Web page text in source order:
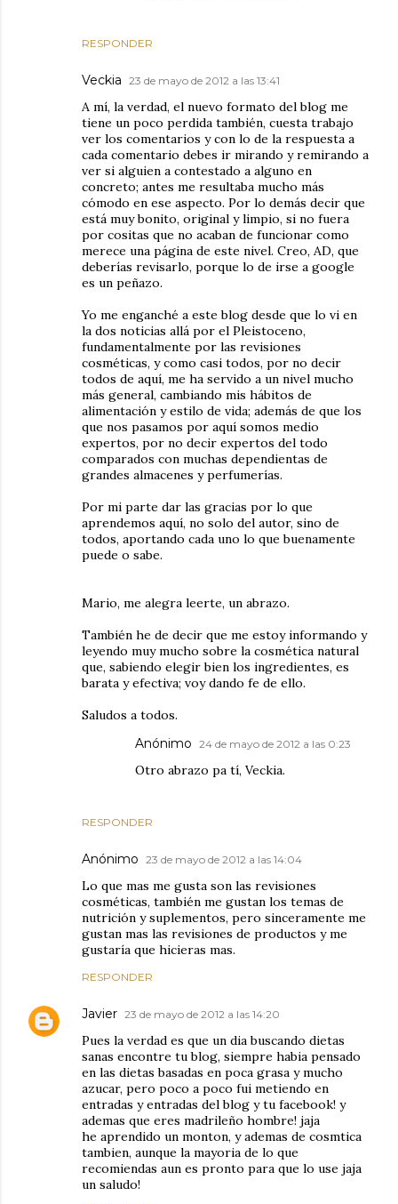
RESPONDER
Veckia 23 de mayo de 2012 a las 13:41
A mí, la verdad, el nuevo formato del blog me
tiene un poco perdida también, cuesta trabajo
ver los comentarios y con lo de la respuesta a
cada comentario debes ir mirando y remirando a
ver si alguien a contestado a alguno en
concreto; antes me resultaba mucho más
cómodo en ese aspecto. Por lo demás decir que
está muy bonito, original y limpio, si no fuera
por cositas que no acaban de funcionar como
merece una página de este nivel. Creo, AD, que
deberías revisarlo, porque lo de irse a google
es un peñazo.
Yo me enganché a este blog desde que lo vi en
la dos noticias allá por el Pleistoceno,
fundamentalmente por las revisiones
cosméticas, y como casi todos, por no decir
todos de aquí, me ha servido a un nivel mucho
más general, cambiando mis hábitos de
alimentación y estilo de vida; además de que los
que nos pasamos por aquí somos medio
expertos, por no decir expertos del todo
comparados con muchas dependientas de
grandes almacenes y perfumerías.
Por mi parte dar las gracias por lo que
aprendemos aquí, no solo del autor, sino de
todos, aportando cada uno lo que buenamente
puede o sabe.
Mario, me alegra leerte, un abrazo.
También he de decir que me estoy informando y
leyendo muy mucho sobre la cosmética natural
que, sabiendo elegir bien los ingredientes, es
barata y efectiva; voy dando fe de ello.
Saludos a todos.
RESPONDER
Anónimo 24 de mayo de 2012 a las 0:23
Otro abrazo pa tí, Veckia.
Anónimo 23 de mayo de 2012 a las 14:04
Lo que mas me gusta son las revisiones
cosméticas, también me gustan los temas de
nutrición y suplementos, pero sinceramente me
gustan mas las revisiones de productos y me
gustaría que hicieras mas.
RESPONDER
Javier 23 de mayo de 2012 a las 14:20
Pues la verdad es que un dia buscando dietas
sanas encontre tu blog, siempre habia pensado
en las dietas basadas en poca grasa y mucho
azucar, pero poco a poco fui metiendo en
entradas y entradas del blog y tu facebook! y
ademas que eres madrileño hombre! jaja
he aprendido un monton, y ademas de cosmtica
tambien, aunque la mayoria de lo que
recomiendas aun es pronto para que lo use jaja
un saludo!